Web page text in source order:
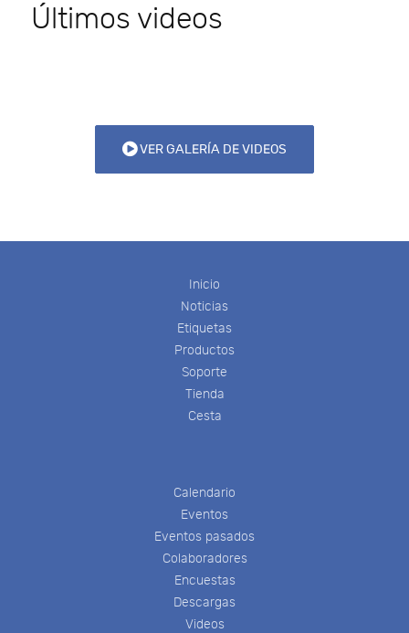
Últimos videos
VER GALERÍA DE VIDEOS
Inicio
Noticias
Etiquetas
Productos
Soporte
Tienda
Cesta
Calendario
Eventos
Eventos pasados
Colaboradores
Encuestas
Descargas
Videos